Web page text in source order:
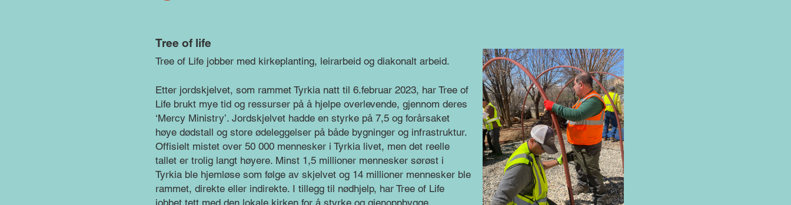
Tree of life
Tree of Life jobber med kirkeplanting, leirarbeid og diakonalt arbeid.
Etter jordskjelvet, som rammet Tyrkia natt til 6.februar 2023, har Tree of
Life brukt mye tid og ressurser på å hjelpe overlevende, gjennom deres
‘Mercy Ministry’. Jordskjelvet hadde en styrke på 7,5 og forårsaket
høye dødstall og store ødeleggelser på både bygninger og infrastruktur.
Offisielt mistet over 50 000 mennesker i Tyrkia livet, men det reelle
tallet er trolig langt høyere. Minst 1,5 millioner mennesker sørøst i
Tyrkia ble hjemløse som følge av skjelvet og 14 millioner mennesker ble
rammet, direkte eller indirekte. I tillegg til nødhjelp, har Tree of Life